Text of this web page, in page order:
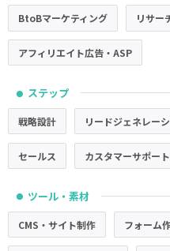
BtoBマーケティング リサー
アフィリエイト広告・ASP
● ステップ
戦略設計 リードジェネレー
セールス カスタマーサポー
● ツール・素材
CMS・サイト制作 フォーム